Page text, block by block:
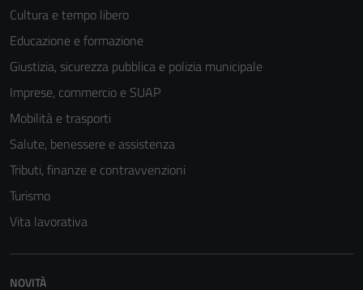
Cultura e tempo libero
Educazione e formazione
Giustizia, sicurezza pubblica e polizia municipale
Imprese, commercio e SUAP
Mobilità e trasporti
Salute, benessere e assistenza
Tributi, finanze e contravvenzioni
Turismo
Vita lavorativa
NOVITÀ